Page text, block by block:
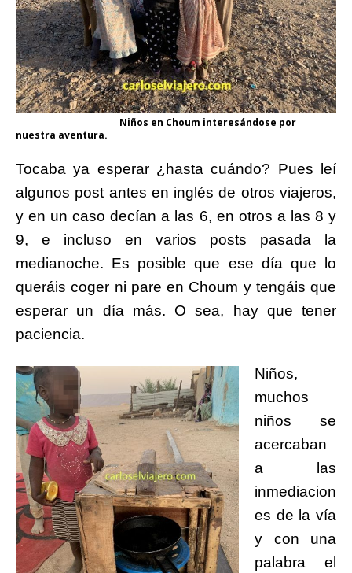
Niños en Choum interesándose por
nuestra aventura.
Tocaba ya esperar ¿hasta cuándo? Pues leí
algunos post antes en inglés de otros viajeros,
y en un caso decían a las 6, en otros a las 8 y
9, e incluso en varios posts pasada la
medianoche. Es posible que ese día que lo
queráis coger ni pare en Choum y tengáis que
esperar un día más. O sea, hay que tener
paciencia.
Niños,
muchos
niños se
acercaban
a las
inmediacion
es de la vía
y con una
palabra el